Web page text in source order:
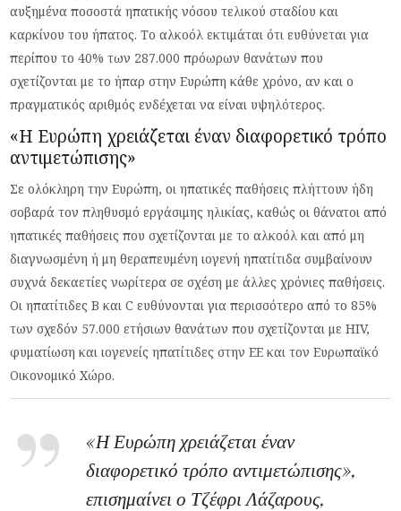
αυξημένα ποσοστά ηπατικής νόσου τελικού σταδίου και
καρκίνου του ήπατος. Το αλκοόλ εκτιμάται ότι ευθύνεται για
περίπου το 40% των 287.000 πρόωρων θανάτων που
σχετίζονται με το ήπαρ στην Ευρώπη κάθε χρόνο, αν και ο
πραγματικός αριθμός ενδέχεται να είναι υψηλότερος.
«Η Ευρώπη χρειάζεται έναν διαφορετικό τρόπο
αντιμετώπισης»
Σε ολόκληρη την Ευρώπη, οι ηπατικές παθήσεις πλήττουν ήδη
σοβαρά τον πληθυσμό εργάσιμης ηλικίας, καθώς οι θάνατοι από
ηπατικές παθήσεις που σχετίζονται με το αλκοόλ και από μη
διαγνωσμένη ή μη θεραπευμένη ιογενή ηπατίτιδα συμβαίνουν
συχνά δεκαετίες νωρίτερα σε σχέση με άλλες χρόνιες παθήσεις.
Οι ηπατίτιδες Β και C ευθύνονται για περισσότερο από το 85%
των σχεδόν 57.000 ετήσιων θανάτων που σχετίζονται με HIV,
φυματίωση και ιογενείς ηπατίτιδες στην ΕΕ και τον Ευρωπαϊκό
Οικονομικό Χώρο.
«Η Ευρώπη χρειάζεται έναν
διαφορετικό τρόπο αντιμετώπισης»,
επισημαίνει ο Τζέφρι Λάζαρους,